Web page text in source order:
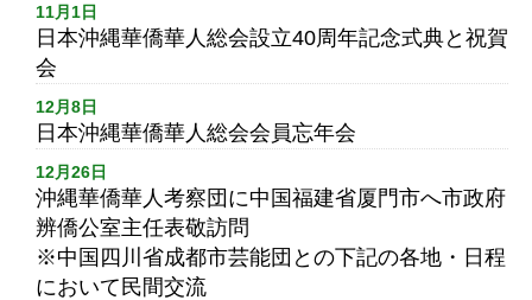
11月1日
日本沖縄華僑華人総会設立40周年記念式典と祝賀
会
12月8日
日本沖縄華僑華人総会会員忘年会
12月26日
沖縄華僑華人考察団に中国福建省厦門市へ市政府
辨僑公室主任表敬訪問
※中国四川省成都市芸能団との下記の各地・日程
において民間交流